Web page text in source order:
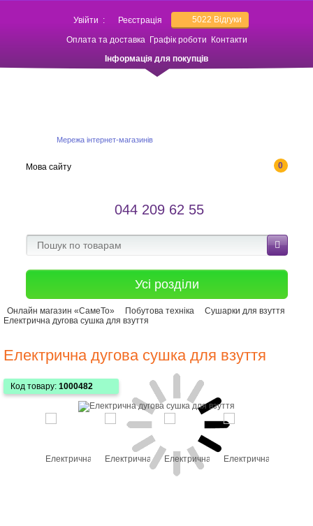
Увійти : Реєстрація 5022 Відгуки
Оплата та доставка Графік роботи
Контакти
Інформація для покупців
Мережа інтернет-магазинів
0
Мова сайту
044 209 62 55
Усі розділи
Онлайн магазин «СамеТо» Побутова техніка
Сушарки для взуття
Електрична дугова сушка для взуття
Електрична дугова сушка для взуття
Код товару: 1000482